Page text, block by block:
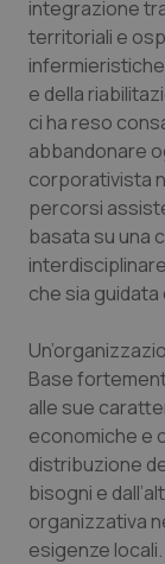
Ulcera &
Vaccini
integrazione
territoriali e
e della
ci ha reso
abbandonare
corporativista
percorsi
basata su una
che sia
Base
alle sue
economiche e
distribuzione
bisogni e
organizzativa
esigenze locali.